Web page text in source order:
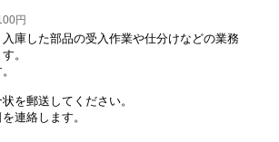
円
庫した部品の受入作業や仕分けなどの業務
。
を郵送してください。
連絡します。